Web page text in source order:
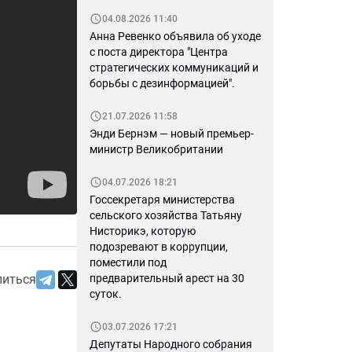
04.08.2026 11:40
Анна Ревенко объявила об уходе
с поста директора "Центра
стратегических коммуникаций и
борьбы с дезинформацией".
21.07.2026 11:58
Энди Бернэм — новый премьер-
министр Великобритании
04.07.2026 18:21
Госсекретаря министерства
сельского хозяйства Татьяну
Нисторикэ, которую
подозревают в коррупции,
поместили под
предварительный арест на 30
суток.
03.07.2026 17:21
Депутаты Народного собрания